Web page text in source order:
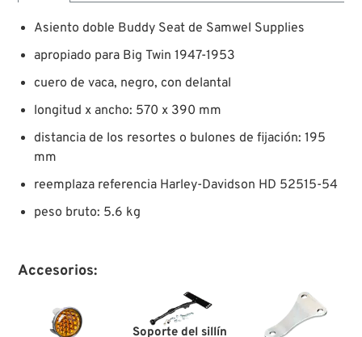
Asiento doble Buddy Seat de Samwel Supplies
apropiado para Big Twin 1947-1953
cuero de vaca, negro, con delantal
longitud x ancho: 570 x 390 mm
distancia de los resortes o bulones de fijación: 195
mm
reemplaza referencia Harley-Davidson HD 52515-54
peso bruto: 5.6 kg
Accesorios:
Soporte del sillín